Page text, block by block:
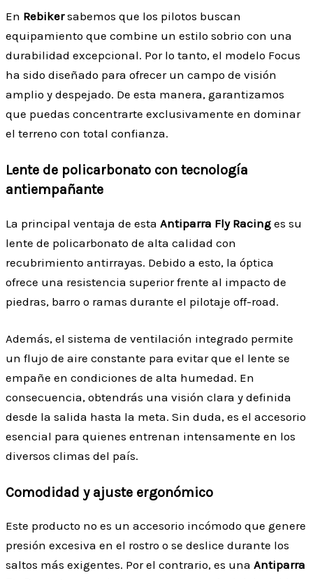
En Rebikersabemos que los pilotos buscan
equipamiento que combine un estilo sobrio con una
durabilidad excepcional. Por lo tanto, el modelo Focus
ha sido diseñado para ofrecer un campo de visión
amplio y despejado. De esta manera, garantizamos
que puedas concentrarte exclusivamente en dominar
el terreno con total confianza.
Lente de policarbonato con tecnología
antiempañante
La principal ventaja de esta Antiparra Fly Racing es su
lente de policarbonato de alta calidad con
recubrimiento antirrayas. Debido a esto, la óptica
ofrece una resistencia superior frente al impacto de
piedras, barro o ramas durante el pilotaje off-road.
Además, el sistema de ventilación integrado permite
un flujo de aire constante para evitar que el lente se
empañe en condiciones de alta humedad. En
consecuencia, obtendrás una visión clara y definida
desde la salida hasta la meta. Sin duda, es el accesorio
esencial para quienes entrenan intensamente en los
diversos climas del país.
Comodidad y ajuste ergonómico
Este producto no es un accesorio incómodo que genere
presión excesiva en el rostro o se deslice durante los
saltos más exigentes. Por el contrario, es una Antiparra